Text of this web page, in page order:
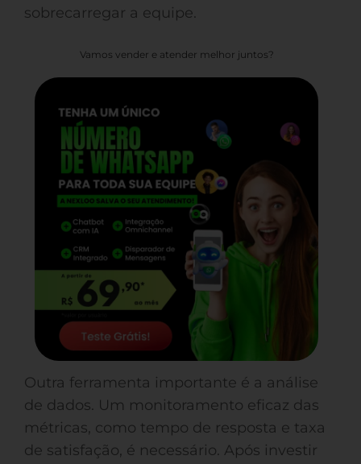
sobrecarregar a equipe.
Vamos vender e atender melhor juntos?
Outra ferramenta importante é a análise
de dados. Um monitoramento eficaz das
métricas, como tempo de resposta e taxa
de satisfação, é necessário. Após investir